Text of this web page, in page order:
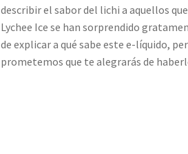
describir el sabor del lichi a aquellos
Lychee Ice se han sorprendido
de explicar a qué sabe este e-líquido,
prometemos que te alegrarás de